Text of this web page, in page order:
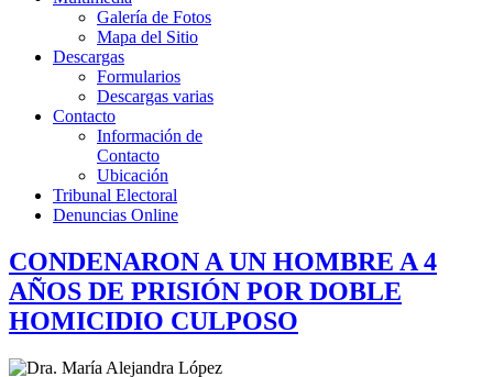
Galería de Fotos
Mapa del Sitio
Descargas
Formularios
Descargas varias
Contacto
Información de
Contacto
Ubicación
Tribunal Electoral
Denuncias Online
CONDENARON A UN HOMBRE A 4
AÑOS DE PRISIÓN POR DOBLE
HOMICIDIO CULPOSO